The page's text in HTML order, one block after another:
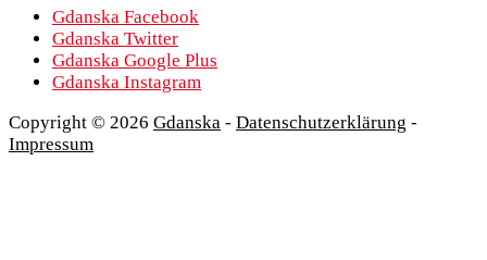
Gdanska Facebook
Gdanska Twitter
Gdanska Google Plus
Gdanska Instagram
Copyright © 2026 Gdanska - Datenschutzerklärung -
Impressum